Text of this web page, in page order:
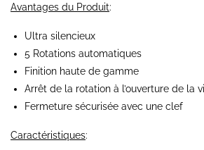
Avantages du Produit:
Ultra silencieux
5 Rotations automatiques
Finition haute de gamme
Arrêt de la rotation à l’ouverture de la
Fermeture sécurisée avec une clef
Caractéristiques: